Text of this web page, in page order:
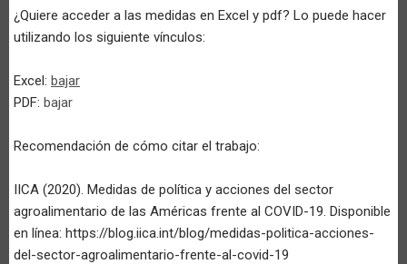
¿Quiere acceder a las medidas en Excel y pdf? Lo puede hacer
utilizando los siguiente vínculos:
Excel: bajar
PDF: bajar
Recomendación de cómo citar el trabajo:
IICA (2020). Medidas de política y acciones del sector
agroalimentario de las Américas frente al COVID-19. Disponible
en línea: https://blog.iica.int/blog/medidas-politica-acciones-
del-sector-agroalimentario-frente-al-covid-19